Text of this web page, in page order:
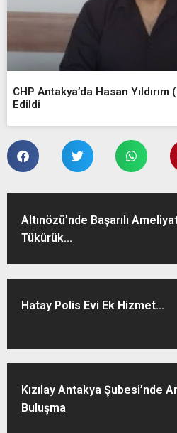
CHP Antakya’da Hasan
Edildi
Altınözü’nde Başarılı
Tükürük...
Hatay Polis Evi Ek Hizmet...
Kızılay Antakya Şubesi’nde
Buluşma